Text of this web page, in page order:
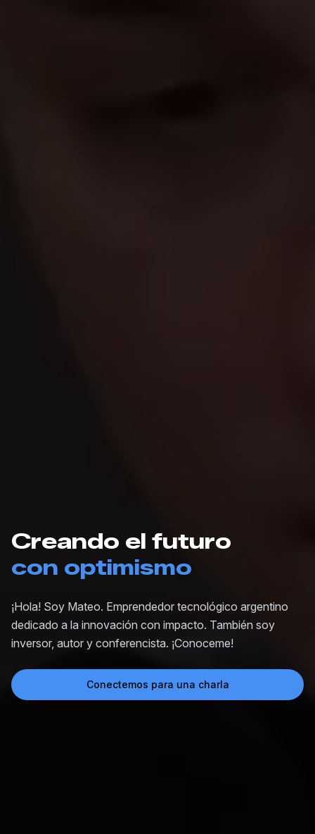
Creando el futuro
con optimismo
¡Hola! Soy Mateo. Emprendedor tecnológico argentino
dedicado a la innovación con impacto. También soy
inversor, autor y conferencista. ¡Conoceme!
Conectemos para una charla